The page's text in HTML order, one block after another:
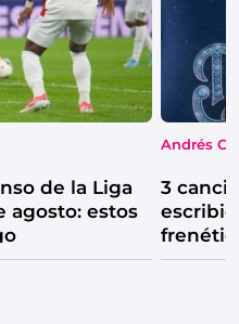
de la Liga
agosto: estos
Andrés
3